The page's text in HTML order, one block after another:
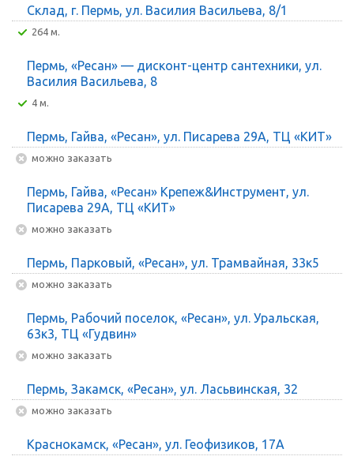
Склад, г. Пермь, ул. Василия Васильева, 8/1
264 м.
Пермь, «Ресан» — дисконт-центр сантехники, ул.
Василия Васильева, 8
4 м.
Пермь, Гайва, «Ресан», ул. Писарева 29А, ТЦ «КИТ»
Можно заказать
Пермь, Гайва, «Ресан» Крепеж&Инструмент, ул.
Писарева 29А, ТЦ «КИТ»
Можно заказать
Пермь, Парковый, «Ресан», ул. Трамвайная, 33к5
Можно заказать
Пермь, Рабочий поселок, «Ресан», ул. Уральская,
63к3, ТЦ «Гудвин»
Можно заказать
Пермь, Закамск, «Ресан», ул. Ласьвинская, 32
Можно заказать
Краснокамск, «Ресан», ул. Геофизиков, 17А